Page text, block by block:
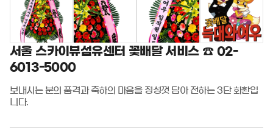
서울 스카이뷰섬유센터 꽃배달 서비스 ☎️ 02-
6013-5000
보내시는 분의 품격과 축하의 마음을 정성껏 담아 전하는 3단 화환입
니다.